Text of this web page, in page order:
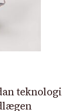
teknologi